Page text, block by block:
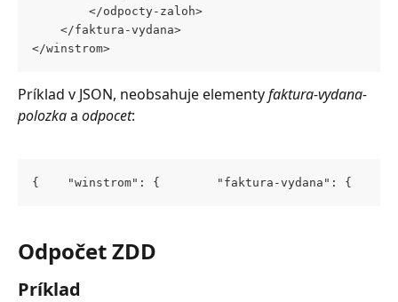
		</odpocty-zaloh>
	</faktura-vydana>
</winstrom>
Príklad v JSON, neobsahuje elementy faktura-vydana-
polozka a odpocet:
{    "winstrom": {        "faktura-vydana": {
Odpočet ZDD
Príklad